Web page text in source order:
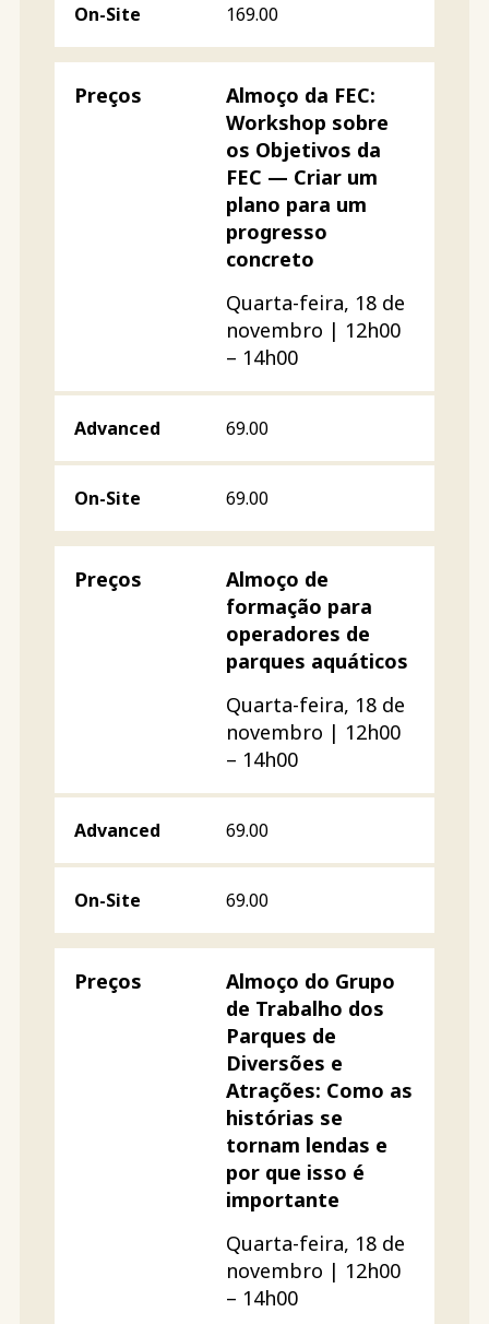
169.00
Almoço da FEC:
Workshop sobre
os Objetivos da
FEC — Criar um
plano para um
progresso
concreto
Quarta-feira, 18 de
novembro | 12h00
– 14h00
69.00
69.00
Almoço de
formação para
operadores de
parques aquáticos
Quarta-feira, 18 de
novembro | 12h00
– 14h00
69.00
69.00
Almoço do Grupo
de Trabalho dos
Parques de
Diversões e
Atrações: Como as
histórias se
tornam lendas e
por que isso é
importante
Quarta-feira, 18 de
novembro | 12h00
– 14h00